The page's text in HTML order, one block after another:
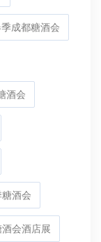
成都糖酒会
酒会
酒会
会酒店展